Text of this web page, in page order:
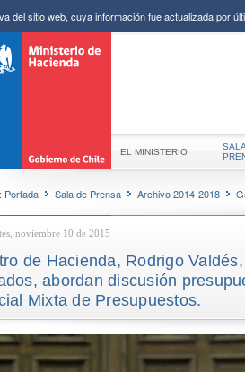
del sitio web, cuya información fue actualizada por
EL MINISTERIO
Portada Sala de Prensa Archivo 2014-2018
noviembre 10 de 2015
de Hacienda, Rodrigo
abordan discusión
Mixta de Presupuestos.